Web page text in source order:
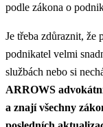
podle zákona o
Je třeba zdůraznit, že
podnikatel velmi
službách nebo si
ARROWS
a znají všechny